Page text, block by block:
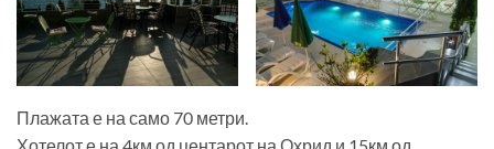
Плажата е на само 70 метри.